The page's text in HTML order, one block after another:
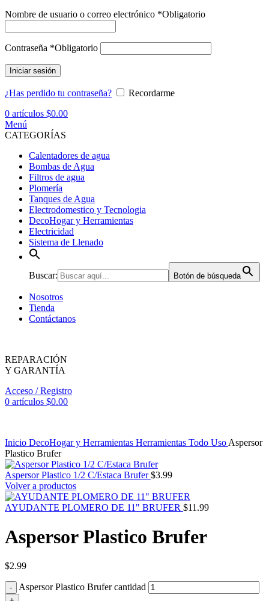
Nombre de usuario o correo electrónico *Obligatorio
Contraseña *Obligatorio
Iniciar sesión
¿Has perdido tu contraseña?
Recordarme
0 artículos $0.00
Menú
CATEGORÍAS
Calentadores de agua
Bombas de Agua
Filtros de agua
Plomería
Tanques de Agua
Electrodomestico y Tecnologia
DecoHogar y Herramientas
Electricidad
Sistema de Llenado
Buscar: Botón de búsqueda
Nosotros
Tienda
Contáctanos
REPARACIÓN
Y GARANTÍA
Acceso / Registro
0 artículos $0.00
Inicio DecoHogar y Herramientas Herramientas Todo Uso Aspersor
Plastico Brufer
Aspersor Plastico 1/2 C/Estaca Brufer$3.99
Volver a productos
AYUDANTE PLOMERO DE 11" BRUFER $11.99
Aspersor Plastico Brufer
$2.99
Aspersor Plastico Brufer cantidad